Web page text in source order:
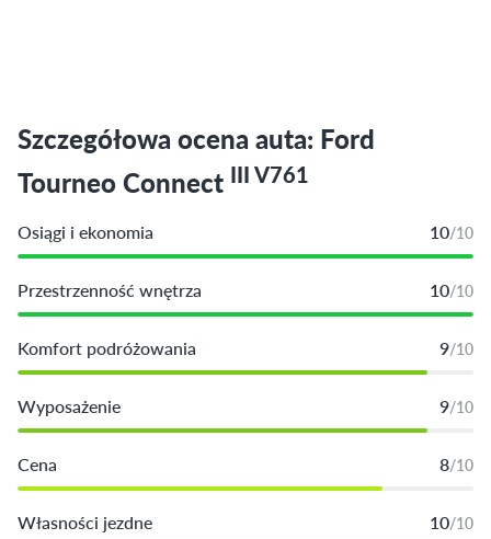
Szczegółowa ocena auta: Ford
Tourneo Connect III V761
Osiągi i ekonomia 10/10
Przestrzenność wnętrza 10/10
Komfort podróżowania 9/10
Wyposażenie 9/10
Cena 8/10
Własności jezdne 10/10